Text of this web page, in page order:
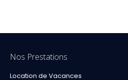
Nos Prestations
Location de Vacances